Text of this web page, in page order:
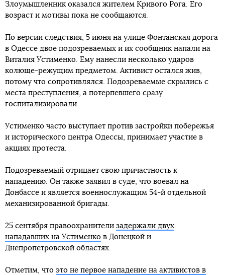
Злоумышленник оказался жителем Кривого Рога. Его
возраст и мотивы пока не сообщаются.
По версии следствия, 5 июня на улице Фонтанская дорога
в Одессе двое подозреваемых и их сообщник напали на
Виталия Устименко. Ему нанесли несколько ударов
колюще-режущим предметом. Активист остался жив,
потому что сопротивлялся. Подозреваемые скрылись с
места преступления, а потерпевшего сразу
госпитализировали.
Устименко часто выступает против застройки побережья
и исторического центра Одессы, принимает участие в
акциях протеста.
Подозреваемый отрицает свою причастность к
нападению. Он также заявил в суде, что воевал на
Донбассе и является военнослужащим 54-й отдельной
механизированной бригады.
25 сентября правоохранители задержали двух
нападавших на Устименко в Донецкой и
Днепропетровской областях.
Отметим, что это не первое нападение на активистов в